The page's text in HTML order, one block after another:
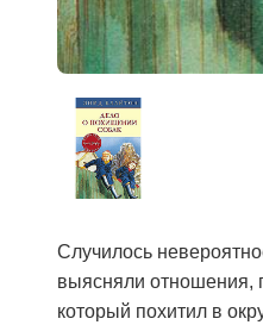
Случилось
выясняли отношения,
который похитил в